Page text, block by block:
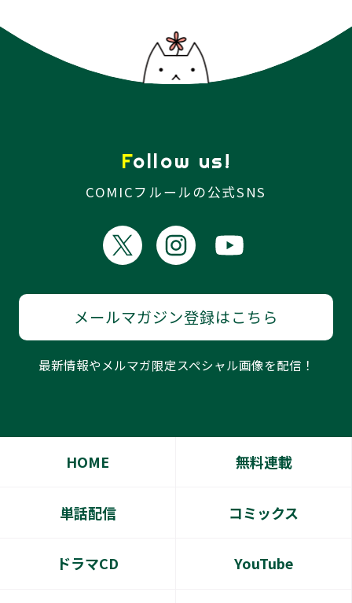
Follow us!
COMICフルールの公式SNS
メールマガジン登録はこちら
最新情報やメルマガ限定スペシャル画像を配信！
HOME 無料連載
単話配信 コミックス
ドラマCD YouTube